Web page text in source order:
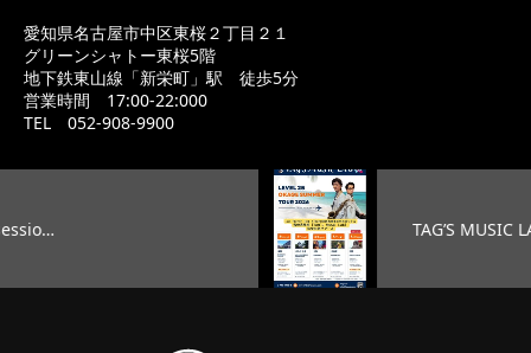
愛知県名古屋市中区東桜２丁目２１
グリーンシャトー東桜5階
地下鉄東山線「新栄町」駅 徒歩5分
営業時間 17:00-22:000
TEL 052-908-9900
TAG’S MUSIC LAB LEVEL25 …